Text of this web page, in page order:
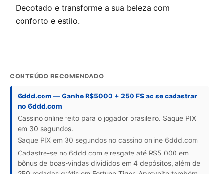
Decotado e transforme a sua beleza com
conforto e estilo.
CONTEÚDO RECOMENDADO
6ddd.com — Ganhe R$5000 + 250 FS ao se cadastrar
no 6ddd.com
Cassino online feito para o jogador brasileiro. Saque PIX
em 30 segundos.
Saque PIX em 30 segundos no cassino online 6ddd.com
Cadastre-se no 6ddd.com e resgate até R$5.000 em
bônus de boas-vindas divididos em 4 depósitos, além de